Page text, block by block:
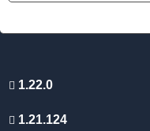
1.22.0
1.21.124